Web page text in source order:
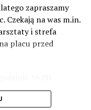
nie możemy nic
61 i 56 decybeli –
zapraszamy
Czekają na was m.in.
i strefa
placu przed